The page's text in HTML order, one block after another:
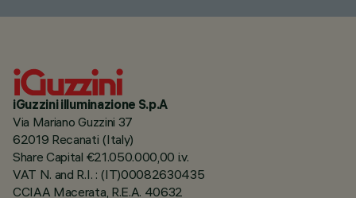
iGuzzini illuminazione S.p.A
Via Mariano Guzzini 37
62019 Recanati (Italy)
Share Capital €21.050.000,00 i.v.
VAT N. and R.I. : (IT)00082630435
CCIAA Macerata, R.E.A. 40632